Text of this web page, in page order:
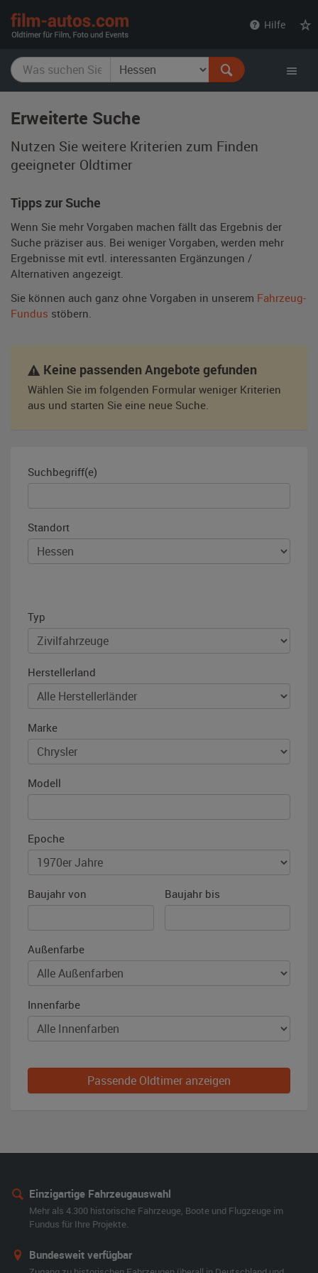
Hilfe
Erweiterte Suche
Nutzen Sie weitere Kriterien zum Finden
geeigneter Oldtimer
Tipps zur Suche
Wenn Sie mehr Vorgaben machen fällt das Ergebnis der
Suche präziser aus. Bei weniger Vorgaben, werden mehr
Ergebnisse mit evtl. interessanten Ergänzungen /
Alternativen angezeigt.
Sie können auch ganz ohne Vorgaben in unserem Fahrzeug-
Fundus stöbern.
Keine passenden Angebote gefunden
Wählen Sie im folgenden Formular weniger Kriterien
aus und starten Sie eine neue Suche.
Suchbegriff(e)
Standort
Typ
Herstellerland
Marke
Modell
Epoche
Baujahr von Baujahr bis
Außenfarbe
Innenfarbe
Passende Oldtimer anzeigen
Einzigartige Fahrzeugauswahl
Mehr als 4.300 historische Fahrzeuge, Boote und Flugzeuge im
Fundus für Ihre Projekte.
Bundesweit verfügbar